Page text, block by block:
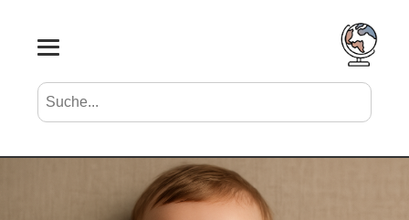
Suche nach Vornamen Search